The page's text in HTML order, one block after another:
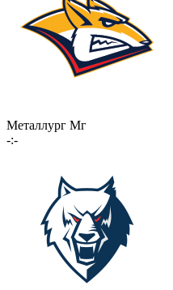
Металлург Мг
-:-